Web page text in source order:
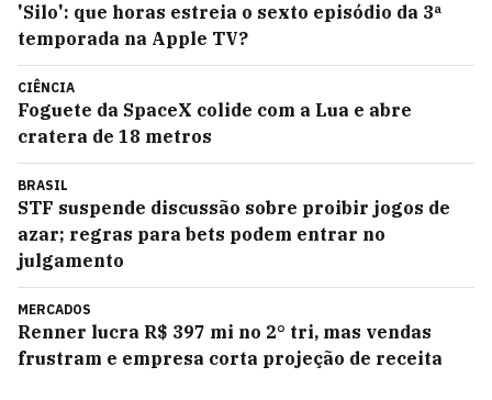
'Silo': que horas estreia o sexto episódio da 3ª
temporada na Apple TV?
CIÊNCIA
Foguete da SpaceX colide com a Lua e abre
cratera de 18 metros
BRASIL
STF suspende discussão sobre proibir jogos de
azar; regras para bets podem entrar no
julgamento
MERCADOS
Renner lucra R$ 397 mi no 2° tri, mas vendas
frustram e empresa corta projeção de receita